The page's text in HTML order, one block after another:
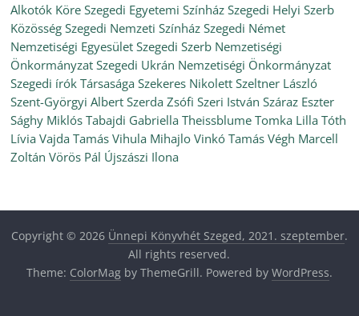
Alkotók Köre Szegedi Egyetemi Színház Szegedi Helyi Szerb
Közösség Szegedi Nemzeti Színház Szegedi Német
Nemzetiségi Egyesület Szegedi Szerb Nemzetiségi
Önkormányzat Szegedi Ukrán Nemzetiségi Önkormányzat
Szegedi írók Társasága Szekeres Nikolett Szeltner László
Szent-Györgyi Albert Szerda Zsófi Szeri István Száraz Eszter
Sághy Miklós Tabajdi Gabriella Theissblume Tomka Lilla Tóth
Lívia Vajda Tamás Vihula Mihajlo Vinkó Tamás Végh Marcell
Zoltán Vörös Pál Újszászi Ilona
Copyright © 2026 Ünnepi Könyvhét Szeged, 2021. szeptember.
All rights reserved.
Theme: ColorMagby ThemeGrill. Powered by WordPress.